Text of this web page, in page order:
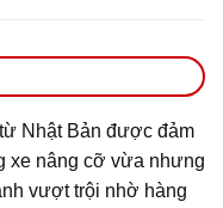
Nhật Bản được đảm
xe nâng cỡ vừa nhưng
vượt trội nhờ hàng